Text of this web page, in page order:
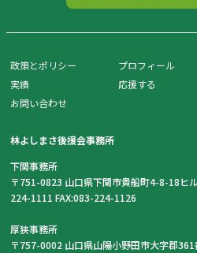
政策とポリシー プロフィール
実績
応援する
お問い合わせ
林よしまさ後援会事務所
下関事務所
〒751-0823 山口県下関市貴船町4-8-18ヒ
224-1111 FAX:083-224-1126
厚狭事務所
〒757-0002 山口県山陽小野田市大字郡